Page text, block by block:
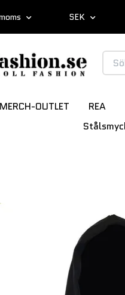
SEK
MERCH-OUTLET REA